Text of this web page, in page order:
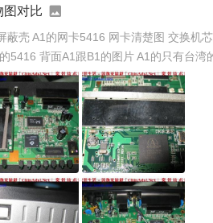
图对比
蔽壳 A1的网卡5416 网卡清楚图 交换机